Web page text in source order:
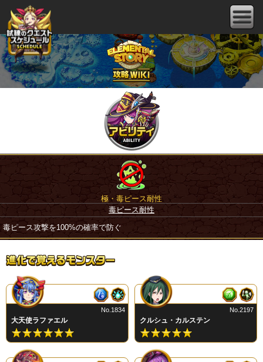
極・毒ピース耐性
毒ピース耐性
毒ピース攻撃を100%の確率で防ぐ
大天使ラファエル
No.1834
クルシュ・カルステン
No.2197